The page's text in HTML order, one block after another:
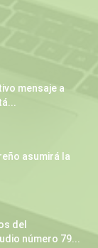
mensaje a
asumirá la
del
número 79...